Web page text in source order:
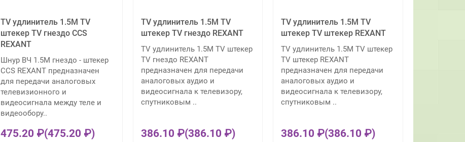
TV удлинитель 1.5М TV
штекер TV гнездо CCS
REXANT
Шнур ВЧ 1.5М гнездо - штекер
CCS REXANT предназначен
для передачи аналоговых
телевизионного и
видеосигнала между теле и
видеообору..
475.20 ₽(475.20 ₽)
TV удлинитель 1.5М TV
штекер TV гнездо REXANT
TV удлинитель 1.5М TV штекер
TV гнездо REXANT
предназначен для передачи
аналоговых аудио и
видеосигнала к телевизору,
спутниковым ..
386.10 ₽(386.10 ₽)
TV удлинитель 1.5М TV
штекер TV штекер REXANT
TV удлинитель 1.5М TV штекер
TV штекер REXANT
предназначен для передачи
аналоговых аудио и
видеосигнала к телевизору,
спутниковым ..
386.10 ₽(386.10 ₽)